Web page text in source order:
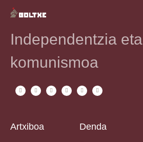
Independentzia eta
komunismoa
Artxiboa Denda